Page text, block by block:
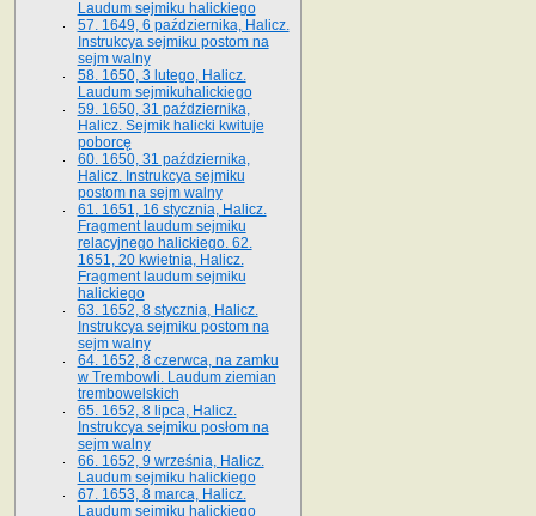
Laudum sejmiku halickiego
57. 1649, 6 października, Halicz.
Instrukcya sejmiku postom na
sejm walny
58. 1650, 3 lutego, Halicz.
Laudum sejmikuhalickiego
59. 1650, 31 października,
Halicz. Sejmik halicki kwituje
poborcę
60. 1650, 31 października,
Halicz. Instrukcya sejmiku
postom na sejm walny
61. 1651, 16 stycznia, Halicz.
Fragment laudum sejmiku
relacyjnego halickiego. 62.
1651, 20 kwietnia, Halicz.
Fragment laudum sejmiku
halickiego
63. 1652, 8 stycznia, Halicz.
Instrukcya sejmiku postom na
sejm walny
64. 1652, 8 czerwca, na zamku
w Trembowli. Laudum ziemian
trembowelskich
65. 1652, 8 lipca, Halicz.
Instrukcya sejmiku posłom na
sejm walny
66. 1652, 9 września, Halicz.
Laudum sejmiku halickiego
67. 1653, 8 marca, Halicz.
Laudum sejmiku halickiego